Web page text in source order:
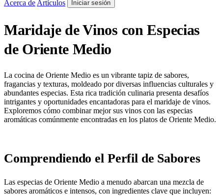
Acerca de Artículos Iniciar sesión
Maridaje de Vinos con Especias
de Oriente Medio
La cocina de Oriente Medio es un vibrante tapiz de sabores,
fragancias y texturas, moldeado por diversas influencias culturales y
abundantes especias. Esta rica tradición culinaria presenta desafíos
intrigantes y oportunidades encantadoras para el maridaje de vinos.
Exploremos cómo combinar mejor sus vinos con las especias
aromáticas comúnmente encontradas en los platos de Oriente Medio.
Comprendiendo el Perfil de Sabores
Las especias de Oriente Medio a menudo abarcan una mezcla de
sabores aromáticos e intensos, con ingredientes clave que incluyen: